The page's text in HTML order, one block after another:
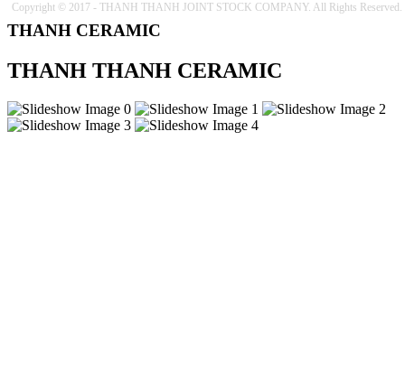
Copyright © 2017 - THANH THANH JOINT STOCK COMPANY. All Rights Reserved.
THANH CERAMIC
THANH THANH CERAMIC